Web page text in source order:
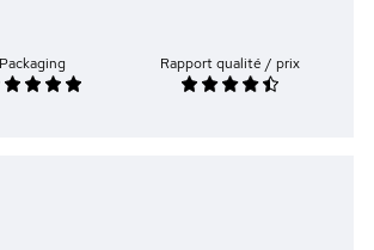
Packaging Rapport qualité / prix